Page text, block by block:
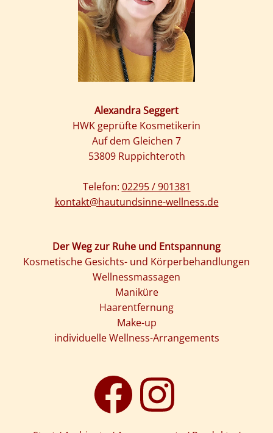
Alexandra Seggert
HWK geprüfte Kosmetikerin
Auf dem Gleichen 7
53809 Ruppichteroth
Telefon: 02295 / 901381
kontakt@hautundsinne-wellness.de
Der Weg zur Ruhe und Entspannung
Kosmetische Gesichts- und Körperbehandlungen
Wellnessmassagen
Maniküre
Haarentfernung
Make-up
individuelle Wellness-Arrangements